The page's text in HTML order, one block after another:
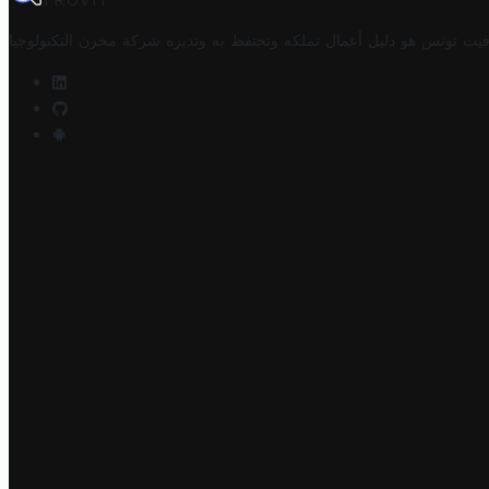
تونس هو دليل أعمال تملكه وتحتفظ به وتديره شركة مخزن التكنولوجيا